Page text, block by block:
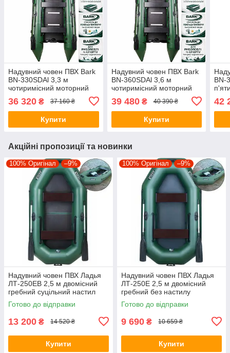
Надувний човен ПВХ Bark
BN-330SDAl 3,3 м
чотиримісний моторний
алюмінієвий розбірний
настил спортивна серія
36 320 ₴ 37 160 ₴
Купити
Надувний човен ПВХ Bark
BN-360SDAl 3,6 м
чотиримісний моторний
алюмінієвий розбірний
настил спортивна серія
39 480₴ 40 390 ₴
Купити
BN-
42
Акційні пропозиції та новинки
100% Оригінал –9%
Надувний човен ПВХ Ладья
ЛТ-250ЕВ 2,5 м двомісний
гребний суцільний настил
пересувні/стаціонарні
сидіння
Готово до відправки
13 200 ₴ 14 520 ₴
Купити
100% Оригінал –9%
Надувний човен ПВХ Ладья
ЛТ-250Е 2,5 м двомісний
гребний без настилу
пересувні/стаціонарні
сидіння
Готово до відправки
9 690 ₴ 10 659 ₴
Купити